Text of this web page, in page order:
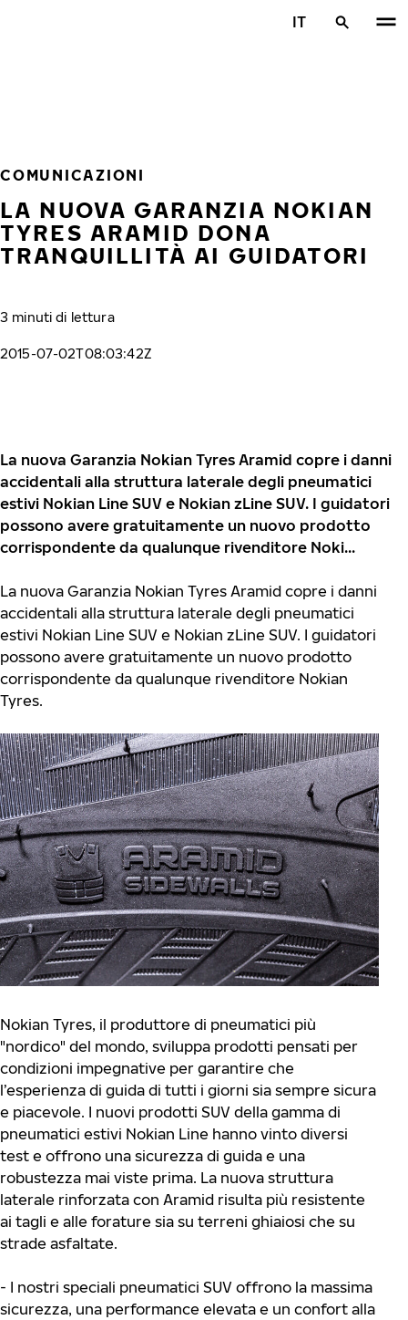
IT
COMUNICAZIONI
LA NUOVA GARANZIA NOKIAN
TYRES ARAMID DONA
TRANQUILLITÀ AI GUIDATORI
3 minuti di lettura
2015-07-02T08:03:42Z
La nuova Garanzia Nokian Tyres Aramid copre i danni
accidentali alla struttura laterale degli pneumatici
estivi Nokian Line SUV e Nokian zLine SUV. I guidatori
possono avere gratuitamente un nuovo prodotto
corrispondente da qualunque rivenditore Noki...
La nuova Garanzia Nokian Tyres Aramid copre i danni
accidentali alla struttura laterale degli pneumatici
estivi Nokian Line SUV e Nokian zLine SUV. I guidatori
possono avere gratuitamente un nuovo prodotto
corrispondente da qualunque rivenditore Nokian
Tyres.
Nokian Tyres, il produttore di pneumatici più
"nordico" del mondo, sviluppa prodotti pensati per
condizioni impegnative per garantire che
l’esperienza di guida di tutti i giorni sia sempre sicura
e piacevole. I nuovi prodotti SUV della gamma di
pneumatici estivi Nokian Line hanno vinto diversi
test e offrono una sicurezza di guida e una
robustezza mai viste prima. La nuova struttura
laterale rinforzata con Aramid risulta più resistente
ai tagli e alle forature sia su terreni ghiaiosi che su
strade asfaltate.
- I nostri speciali pneumatici SUV offrono la massima
sicurezza, una performance elevata e un confort alla